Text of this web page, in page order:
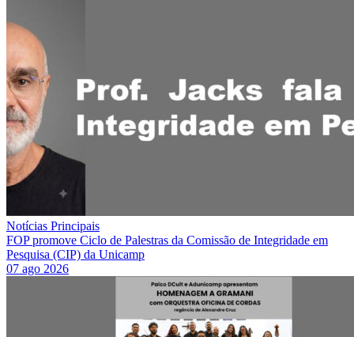
Notícias Principais
FOP promove Ciclo de Palestras da Comissão de Integridade em
Pesquisa (CIP) da Unicamp
07 ago 2026